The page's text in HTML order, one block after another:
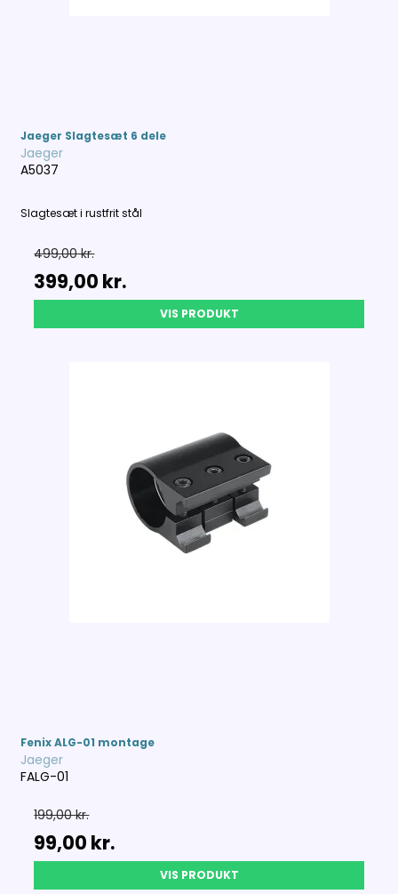
Jaeger Slagtesæt 6 dele
Jaeger
A5037
Slagtesæt i rustfrit stål
499,00 kr.
399,00 kr.
VIS PRODUKT
Fenix ALG-01 montage
Jaeger
FALG-01
199,00 kr.
99,00 kr.
VIS PRODUKT